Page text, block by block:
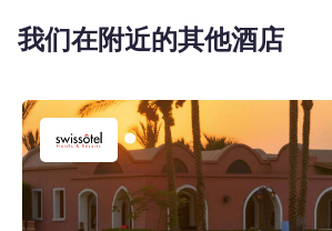
我们在附近的其他酒店